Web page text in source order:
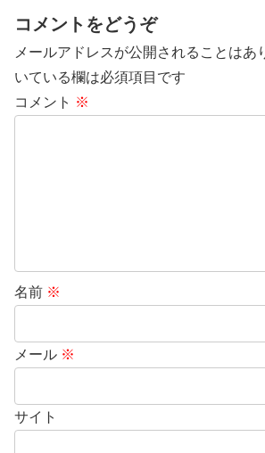
コメントをどうぞ
メールアドレスが公開されることはあ
いている欄は必須項目です
コメント ※
名前 ※
メール ※
サイト